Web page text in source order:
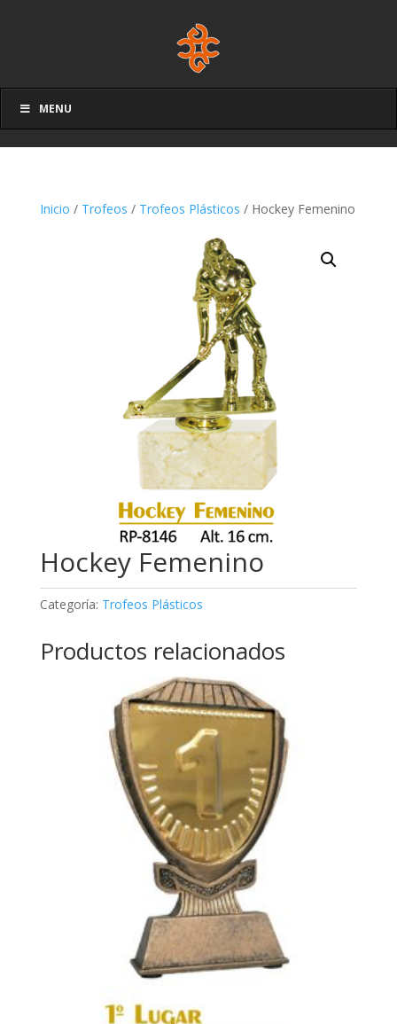
MENU
Inicio / Trofeos / Trofeos Plásticos / Hockey Femenino
Hockey Femenino
Categoría: Trofeos Plásticos
Productos relacionados